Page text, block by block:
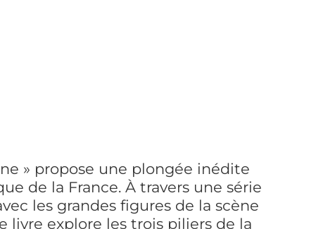
» propose une plongée inédite
de la France. À travers une série
les grandes figures de la scène
livre explore les trois piliers de la